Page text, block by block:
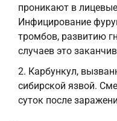
проникают в
Инфицирование
тромбов, развитию
случаев это
Карбункул,
сибирской язвой.
суток после